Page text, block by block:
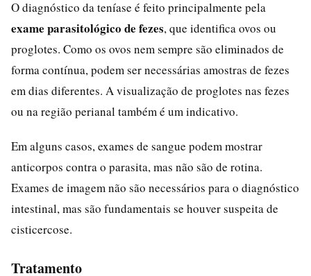
O diagnóstico da teníase é feito principalmente pela
exame parasitológico de fezes, que identifica ovos ou
proglotes. Como os ovos nem sempre são eliminados de
forma contínua, podem ser necessárias amostras de fezes
em dias diferentes. A visualização de proglotes nas fezes
ou na região perianal também é um indicativo.
Em alguns casos, exames de sangue podem mostrar
anticorpos contra o parasita, mas não são de rotina.
Exames de imagem não são necessários para o diagnóstico
intestinal, mas são fundamentais se houver suspeita de
cisticercose.
Tratamento